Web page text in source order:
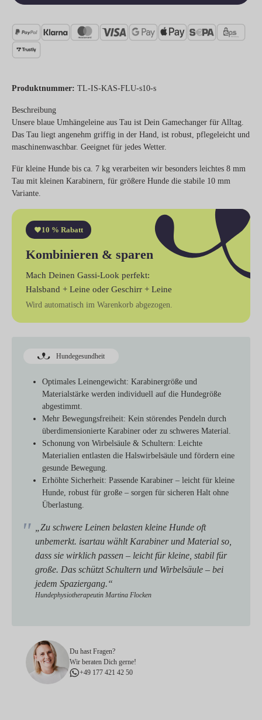
Produktnummer: TL-IS-KAS-FLU-s10-s
Beschreibung
Unsere blaue Umhängeleine aus Tau ist Dein Gamechanger für Alltag.
Das Tau liegt angenehm griffig in der Hand, ist robust, pflegeleicht und
maschinenwaschbar. Geeignet für jedes Wetter.
Für kleine Hunde bis ca. 7 kg verarbeiten wir besonders leichtes 8 mm
Tau mit kleinen Karabinern, für größere Hunde die stabile 10 mm
Variante.
10 % Rabatt
Kombinieren & sparen
Mach Deinen Gassi-Look perfekt:
Halsband + Leine oder Geschirr + Leine
Wird automatisch im Warenkorb abgezogen.
Hundegesundheit
Optimales Leinengewicht: Karabinergröße und
Materialstärke werden individuell auf die Hundegröße
abgestimmt.
Mehr Bewegungsfreiheit: Kein störendes Pendeln durch
überdimensionierte Karabiner oder zu schweres Material.
Schonung von Wirbelsäule & Schultern: Leichte
Materialien entlasten die Halswirbelsäule und fördern eine
gesunde Bewegung.
Erhöhte Sicherheit: Passende Karabiner – leicht für kleine
Hunde, robust für große – sorgen für sicheren Halt ohne
Überlastung.
„Zu schwere Leinen belasten kleine Hunde oft
unbemerkt. isartau wählt Karabiner und Material so,
dass sie wirklich passen – leicht für kleine, stabil für
große. Das schützt Schultern und Wirbelsäule – bei
jedem Spaziergang.“
Hundephysiotherapeutin Martina Flocken
Du hast Fragen?
Wir beraten Dich gerne!
+49 177 421 42 50